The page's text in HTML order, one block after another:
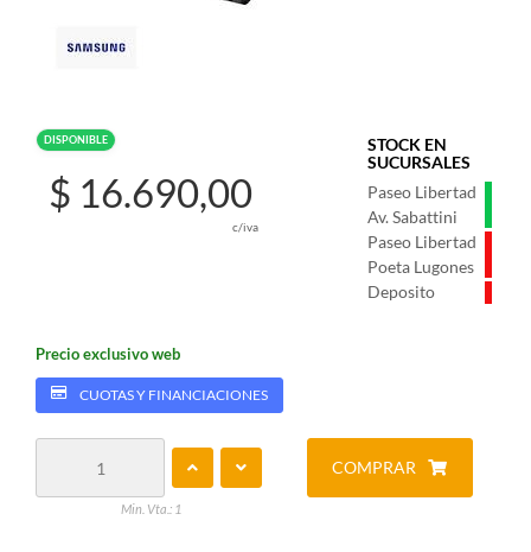
DISPONIBLE
STOCK EN
SUCURSALES
Paseo Libertad
Av. Sabattini
Paseo Libertad
Poeta Lugones
Deposito
$ 16.690,00
c/iva
Precio exclusivo web
CUOTAS Y FINANCIACIONES
Min. Vta.: 1
COMPRAR